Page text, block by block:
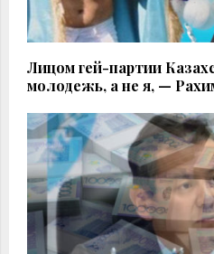
Лицом гей-партии
молодежь, а не я, —